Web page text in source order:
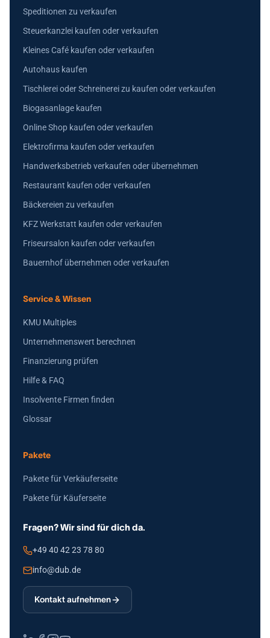
Speditionen zu verkaufen
Steuerkanzlei kaufen oder verkaufen
Kleines Café kaufen oder verkaufen
Autohaus kaufen
Tischlerei oder Schreinerei zu kaufen oder verkaufen
Biogasanlage kaufen
Online Shop kaufen oder verkaufen
Elektrofirma kaufen oder verkaufen
Handwerksbetrieb verkaufen oder übernehmen
Restaurant kaufen oder verkaufen
Bäckereien zu verkaufen
KFZ Werkstatt kaufen oder verkaufen
Friseursalon kaufen oder verkaufen
Bauernhof übernehmen oder verkaufen
Service & Wissen
KMU Multiples
Unternehmenswert berechnen
Finanzierung prüfen
Hilfe & FAQ
Insolvente Firmen finden
Glossar
Pakete
Pakete für Verkäuferseite
Pakete für Käuferseite
Fragen? Wir sind für dich da.
+49 40 42 23 78 80
info@dub.de
Kontakt aufnehmen